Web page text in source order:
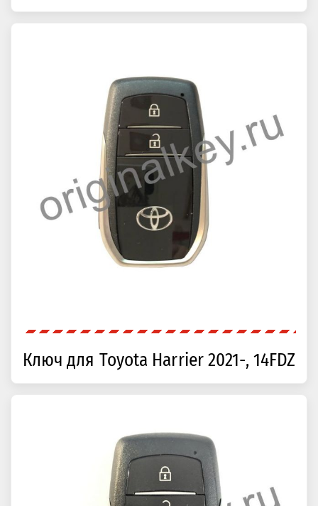
Ключ для Toyota Harrier 2021-, 14FDZ